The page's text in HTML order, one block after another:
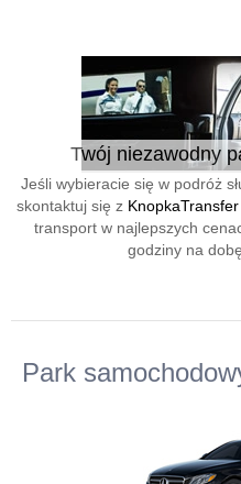
Twój niezawodny
Jeśli wybieracie się w podróż
skontaktuj się z KnopkaTransfer
transport w najlepszych
godziny na
Park